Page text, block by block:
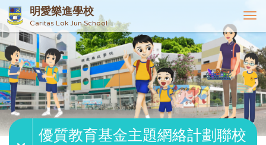
明愛樂進學校
Caritas Lok Jun School
T
o
g
g
l
e
n
v
優質教育基金主題網絡計劃聯校